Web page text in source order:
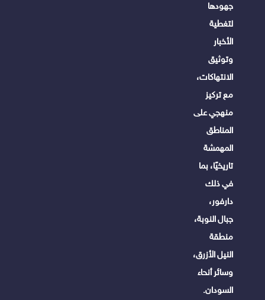
جهودها
لتغطية
الأخبار
وتوثيق
الانتهاكات،
مع تركيز
منهجي على
المناطق
المهمشة
تاريخيًا، بما
في ذلك
دارفور،
جبال النوبة،
منطقة
النيل الأزرق،
وسائر أنحاء
السودان.